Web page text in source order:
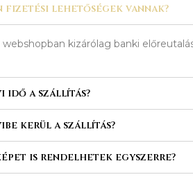
fizetési lehetőségek vannak?
kizárólag banki
idő a szállítás?
kerül a szállítás?
is rendelhetek egyszerre?